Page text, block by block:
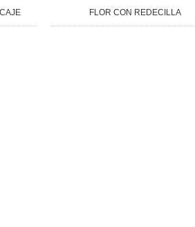
FLOR CON REDECILLA